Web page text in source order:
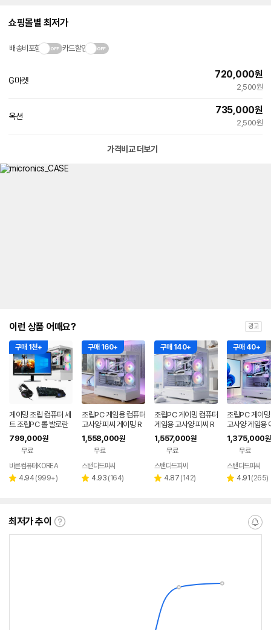
쇼핑몰별 최저가
배송비포함 카드할인
G마켓
720,000원
2,500원
옥션
735,000원
2,500원
가격비교 더보기
이런 상품 어때요? 광고
구매 1천+
게이밍 조립 컴퓨터 세
트 조립PC 롤 발로란
트 오버워치 배그 바른
컴퓨터 본체 풀세트F1
799,000원
무료
바른컴퓨터KOREA
별 4.94 리
(999+)
구매 160+
조립PC 게임용 컴퓨터
고사양 피씨 게이밍 R
TX5060TI 데스크탑
견적 조립컴 본체 04
1,558,000원
무료
스탠다드피씨
별 4.93 리
(164)
구매 140+
조립PC 게이밍 컴퓨터
게임용 고사양 피씨 R
TX5060 아이온2 견
적 조립컴 본체 00
1,557,000원
무료
스탠다드피씨
별 4.87 리
(142)
구매 40+
조립PC 게이
고사양 게임용
2 피씨 견적 조
체 01
1,375,000원
무료
스탠다드피씨
별 4.91 리
(265)
최저가 추이
최
알